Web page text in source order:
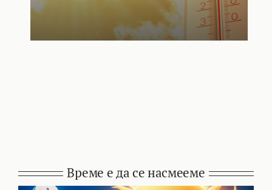
Време е да се насмееме